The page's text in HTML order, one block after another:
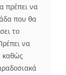
πρέπει να
που θα
το
να
καθώς